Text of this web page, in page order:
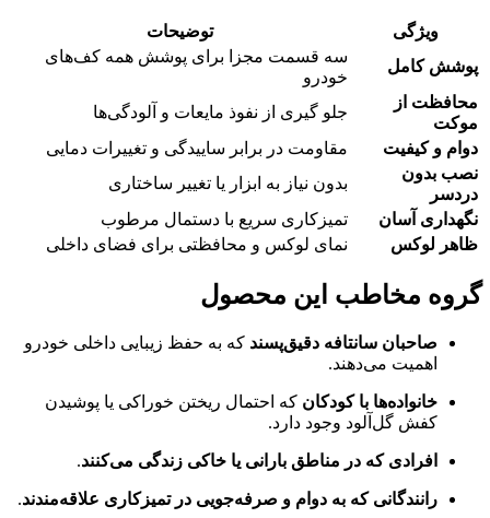
ویژگی
توضیحات
پوشش کامل
سه قسمت مجزا برای پوشش همه کف‌های
خودرو
محافظت از
موکت
جلو گیری از نفوذ مایعات و آلودگی‌ها
دوام و کیفیت
مقاومت در برابر ساییدگی و تغییرات دمایی
نصب بدون
دردسر
بدون نیاز به ابزار یا تغییر ساختاری
نگهداری آسان
تمیزکاری سریع با دستمال مرطوب
ظاهر لوکس
نمای لوکس و محافظتی برای فضای داخلی
گروه مخاطب این محصول
صاحبان سانتافه دقیق‌پسند که به حفظ زیبایی داخلی خودرو
اهمیت می‌دهند.
خانواده‌ها با کودکان که احتمال ریختن خوراکی یا پوشیدن
کفش گل‌آلود وجود دارد.
افرادی که در مناطق بارانی یا خاکی زندگی می‌کنند.
رانندگانی که به دوام و صرفه‌جویی در تمیزکاری علاقه‌مندند.